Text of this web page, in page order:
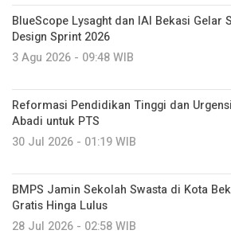
BlueScope Lysaght dan IAI Bekasi Gelar
Design Sprint 2026
3 Agu 2026 - 09:48 WIB
Reformasi Pendidikan Tinggi dan
Abadi untuk PTS
30 Jul 2026 - 01:19 WIB
BMPS Jamin Sekolah Swasta di Kota
Gratis Hinga Lulus
28 Jul 2026 - 02:58 WIB